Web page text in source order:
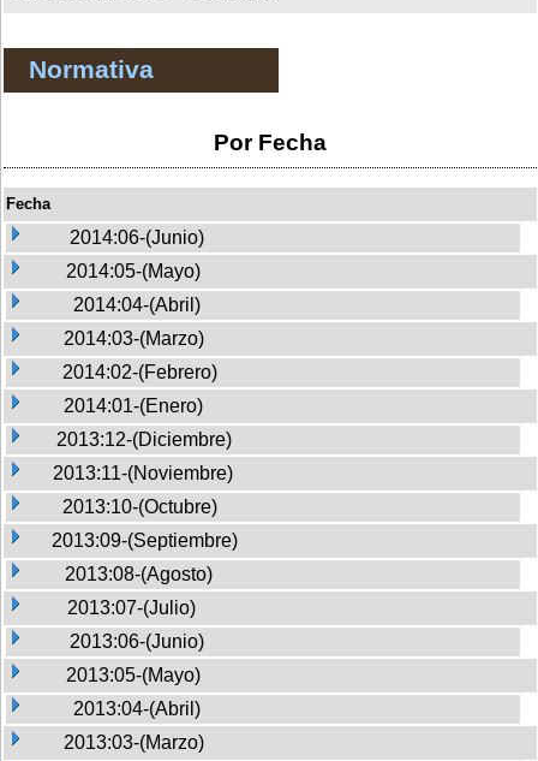
Normativa
Por Fecha
Fecha
2014:06-(Junio)
2014:05-(Mayo)
2014:04-(Abril)
2014:03-(Marzo)
2014:02-(Febrero)
2014:01-(Enero)
2013:12-(Diciembre)
2013:11-(Noviembre)
2013:10-(Octubre)
2013:09-(Septiembre)
2013:08-(Agosto)
2013:07-(Julio)
2013:06-(Junio)
2013:05-(Mayo)
2013:04-(Abril)
2013:03-(Marzo)